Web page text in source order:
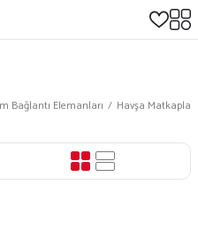
Bağlantı Elemanları Havşa Matkapları